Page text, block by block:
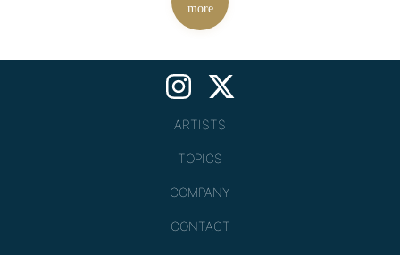
more
ARTISTS
TOPICS
COMPANY
CONTACT